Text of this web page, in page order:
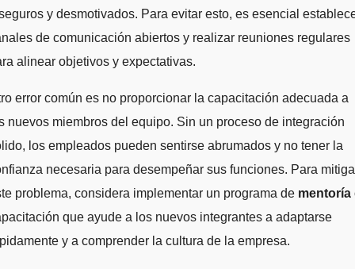
y desmotivados. Para evitar esto, es esencial
de comunicación abiertos y realizar reuniones regulares
alinear objetivos y expectativas.
error común es no proporcionar la capacitación adecuada a
nuevos miembros del equipo. Sin un proceso de integración
los empleados pueden sentirse abrumados y no tener la
necesaria para desempeñar sus funciones. Para
problema, considera implementar un programa de mentoría
que ayude a los nuevos integrantes a adaptarse
y a comprender la cultura de la empresa.